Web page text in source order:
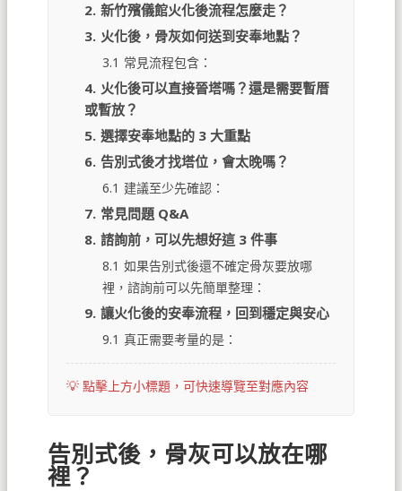
2. 新竹殯儀館火化後流程怎麼走？
3. 火化後，骨灰如何送到安奉地點？
3.1 常見流程包含：
4. 火化後可以直接晉塔嗎？還是需要暫厝
或暫放？
5. 選擇安奉地點的 3 大重點
6. 告別式後才找塔位，會太晚嗎？
6.1 建議至少先確認：
7. 常見問題 Q&A
8. 諮詢前，可以先想好這 3 件事
8.1 如果告別式後還不確定骨灰要放哪
裡，諮詢前可以先簡單整理：
9. 讓火化後的安奉流程，回到穩定與安心
9.1 真正需要考量的是：
告別式後，骨灰可以放在哪
裡？